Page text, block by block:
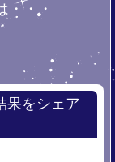
・・・
果をシェア